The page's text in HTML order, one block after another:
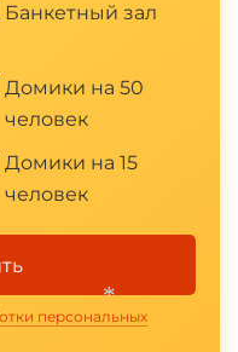
Банкетный зал
Домики на 50
человек
Домики на 15
человек
персональных